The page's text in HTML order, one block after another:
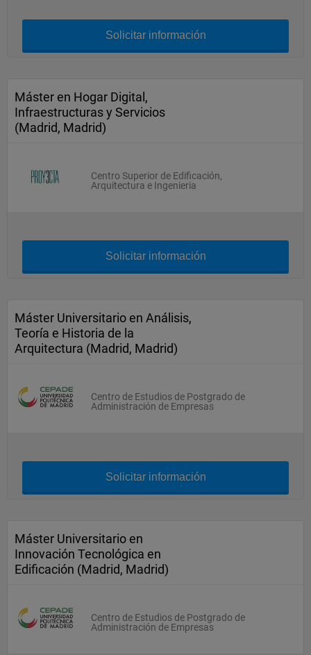
Solicitar información
Máster en Hogar Digital,
Infraestructuras y Servicios
(Madrid, Madrid)
Centro Superior de Edificación,
Arquitectura e Ingenieria
Solicitar información
Máster Universitario en Análisis,
Teoría e Historia de la
Arquitectura (Madrid, Madrid)
Centro de Estudios de Postgrado de
Administración de Empresas
Solicitar información
Máster Universitario en
Innovación Tecnológica en
Edificación (Madrid, Madrid)
Centro de Estudios de Postgrado de
Administración de Empresas